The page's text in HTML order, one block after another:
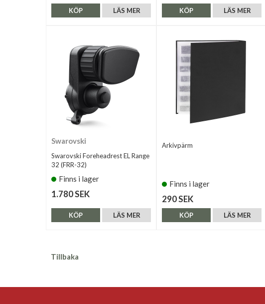
LÄS MER
KÖP LÄS MER
KÖP
Swarovski
Swarovski Foreheadrest EL Range
32 (FRR-32)
Finns i lager
1.780 SEK
LÄS MER
KÖP
Arkivpärm
Finns i lager
290 SEK
LÄS MER
KÖP
Tillbaka